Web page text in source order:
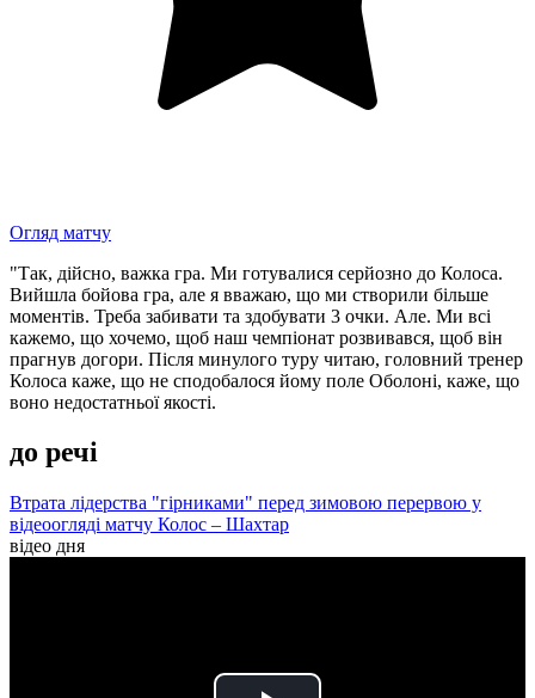
Огляд матчу
"Так, дійсно, важка гра. Ми готувалися серйозно до Колоса.
Вийшла бойова гра, але я вважаю, що ми створили більше
моментів. Треба забивати та здобувати 3 очки. Але. Ми всі
кажемо, що хочемо, щоб наш чемпіонат розвивався, щоб він
прагнув догори. Після минулого туру читаю, головний тренер
Колоса каже, що не сподобалося йому поле Оболоні, каже, що
воно недостатньої якості.
до речі
Втрата лідерства "гірниками" перед зимовою перервою у
відеоогляді матчу Колос – Шахтар
відео дня